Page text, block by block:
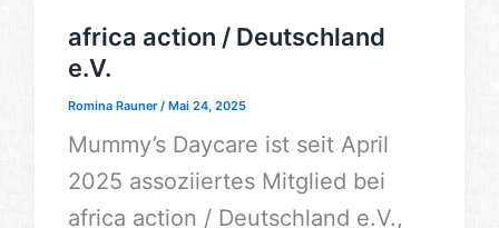
africa action / Deutschland
e.V.
Romina Rauner/ Mai 24, 2025
Mummy’s Daycare ist seit April
2025 assoziiertes Mitglied bei
africa action / Deutschland e.V.,